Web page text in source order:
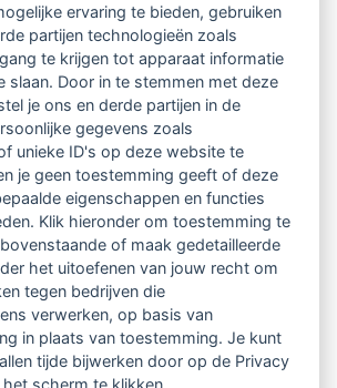
2100 professionals in 14
opdrachtgevers
voor
& kennisbank
(LVSC keurmerk)
LVSC
ervaring te bieden, gebruiken
partijen technologieën zoals
te krijgen tot apparaat informatie
slaan. Door in te stemmen met deze
je ons en derde partijen in de
gegevens zoals
unieke ID's op deze website te
je geen toestemming geeft of deze
eigenschappen en functies
Klik hieronder om toestemming te
of maak gedetailleerde
het uitoefenen van jouw recht om
tegen bedrijven die
verwerken, op basis van
in plaats van toestemming. Je kunt
tijde bijwerken door op de Privacy